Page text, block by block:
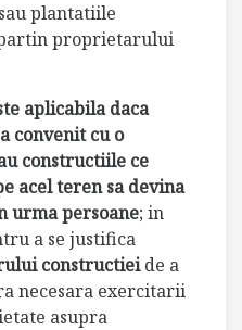
plantatiile
proprietarului
aplicabila daca
convenit cu o
constructiile ce
acel teren sa devina
urma persoane; in
a se justifica
constructieide a
necesara exercitarii
asupra